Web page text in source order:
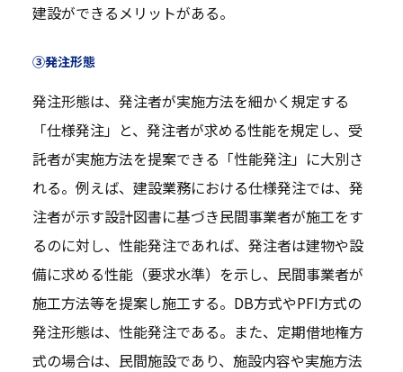
建設ができるメリットがある。
③発注形態
発注形態は、発注者が実施方法を細かく規定する
「仕様発注」と、発注者が求める性能を規定し、受
託者が実施方法を提案できる「性能発注」に大別さ
れる。例えば、建設業務における仕様発注では、発
注者が示す設計図書に基づき民間事業者が施工をす
るのに対し、性能発注であれば、発注者は建物や設
備に求める性能（要求水準）を示し、民間事業者が
施工方法等を提案し施工する。DB方式やPFI方式の
発注形態は、性能発注である。また、定期借地権方
式の場合は、民間施設であり、施設内容や実施方法